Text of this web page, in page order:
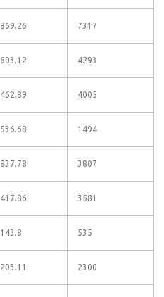
869.26 7317
603.12 4293
462.89 4005
536.68 1494
837.78 3807
417.86 3581
143.8 535
203.11 2300